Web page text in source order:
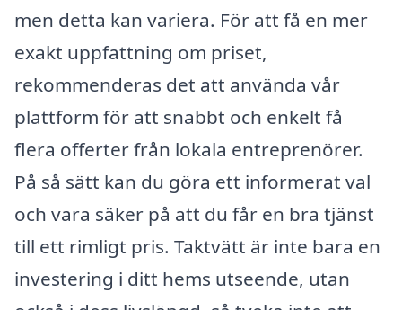
men detta kan variera. För att få en mer
exakt uppfattning om priset,
rekommenderas det att använda vår
plattform för att snabbt och enkelt få
flera offerter från lokala entreprenörer.
På så sätt kan du göra ett informerat val
och vara säker på att du får en bra tjänst
till ett rimligt pris. Taktvätt är inte bara en
investering i ditt hems utseende, utan